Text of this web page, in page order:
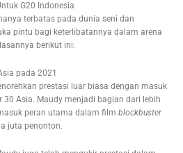
G20 Indonesia
terbatas pada dunia seni dan
pintu bagi keterlibatannya dalam arena
berikut ini:
pada 2021
prestasi luar biasa dengan masuk
30 Asia. Maudy menjadi bagian dari lebih
peran utama dalam film blockbuster
juta penonton.